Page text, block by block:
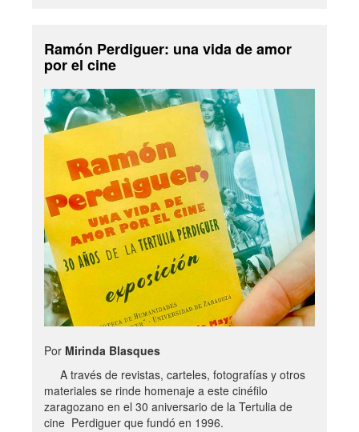
Ramón Perdiguer: una vida de amor
por el cine
Por Mirinda Blasques
A través de revistas, carteles, fotografías y otros
materiales se rinde homenaje a este cinéfilo
zaragozano en el 30 aniversario de la Tertulia de
cine Perdiguer que fundó en 1996.